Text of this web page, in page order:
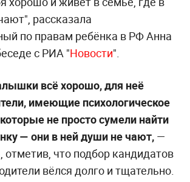
рассказала
по правам ребёнка в РФ Анна
с РИА "Новости".
всё хорошо, для неё
имеющие психологическое
не просто сумели найти
— они в ней души не чают,—
отметив, что подбор кандидатов
вёлся долго и тщательно.